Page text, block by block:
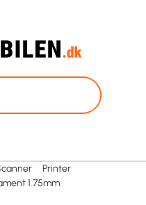
Printer
1.75mm